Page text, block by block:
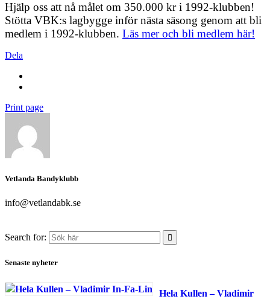
Hjälp oss att nå målet om 350.000 kr i 1992-klubben!
Stötta VBK:s lagbygge inför nästa säsong genom att bli
medlem i 1992-klubben. Läs mer och bli medlem här!
Dela
Print page
Vetlanda Bandyklubb
info@vetlandabk.se
Search for:
Senaste nyheter
Hela Kullen – Vladimir